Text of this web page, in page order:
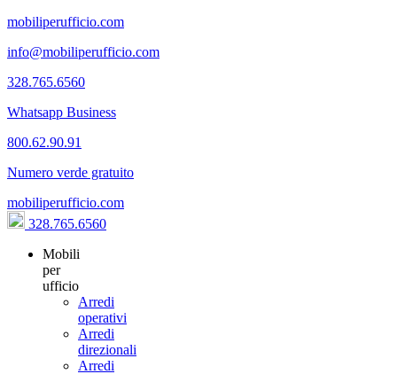
mobiliperufficio.com
info@mobiliperufficio.com
328.765.6560
Whatsapp Business
800.62.90.91
Numero verde gratuito
mobiliperufficio.com
328.765.6560
Mobili
per
ufficio
Arredi
operativi
Arredi
direzionali
Arredi